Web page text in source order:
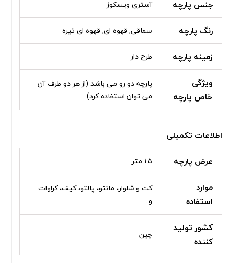
جنس پارچه آستری ویسکوز
رنگ پارچه سماقی, قهوه ای, قهوه ای تیره
زمینه پارچه طرح دار
ویژگی
خاص پارچه
پارچه دو رو می باشد (از هر دو طرف آن
می توان استفاده کرد)
اطلاعات تکمیلی
عرض پارچه
۱.۵ متر
موارد
استفاده
کت و شلوار، مانتو، پالتو، کیف، کراوات
و...
کشور تولید
کننده
چین